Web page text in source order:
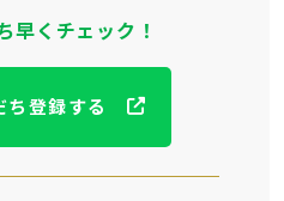
早くチェック！
ち登録する